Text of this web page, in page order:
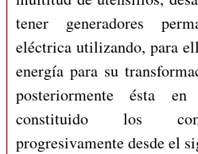
tener generadores
eléctrica utilizando, para
energía para su
posteriormente ésta en
constituido los
progresivamente desde el